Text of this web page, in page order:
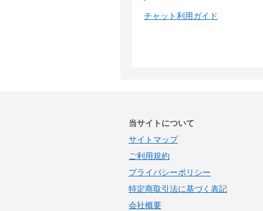
チャット利用ガイド
当サイトについて
サイトマップ
ご利用規約
プライバシーポリシー
特定商取引法に基づく表記
会社概要